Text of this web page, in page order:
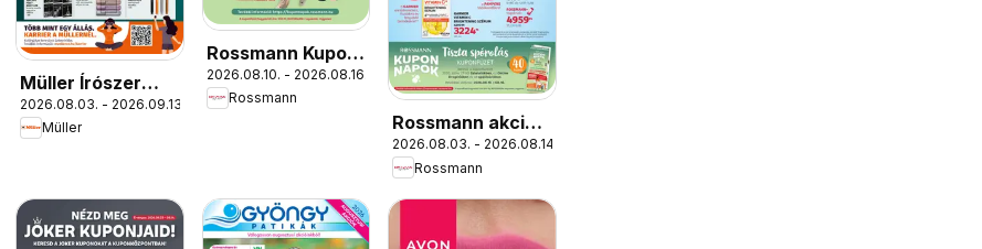
Müller Írószer
ajánlatok
2026.08.03. - 2026.09.13.
Müller
Rossmann Kupon
Napok
2026.08.10. - 2026.08.16.
Rossmann
Rossmann akciós
újság
2026.08.03. - 2026.08.14.
Rossmann